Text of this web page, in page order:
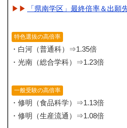
「県南学区」最終倍率＆出願
特色選抜の高倍率
・白河（普通科）⇒1.35倍
・光南（総合学科）⇒1.23倍
一般受験の高倍率
・修明（食品科学）⇒1.13倍
・修明（生産流通）⇒1.08倍